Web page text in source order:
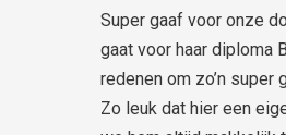
Super gaaf voor onze
gaat voor haar diploma
redenen om zo’n super
Zo leuk dat hier een